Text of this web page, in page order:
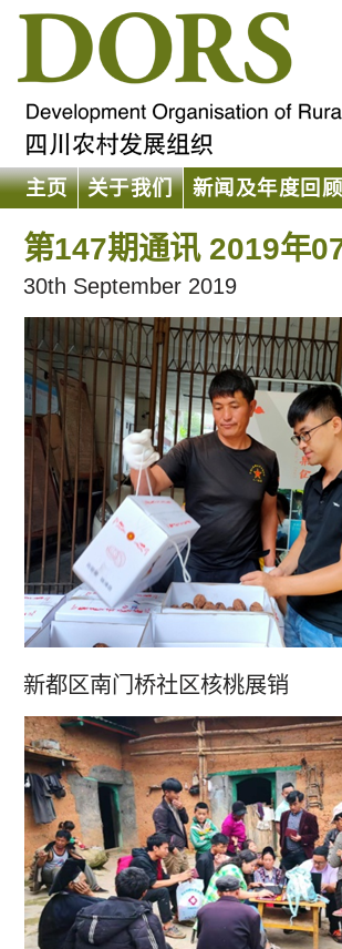
主页 关于我们 新闻及年度回顾
第147期通讯 2019年
30th September 2019
新都区南门桥社区核桃展销